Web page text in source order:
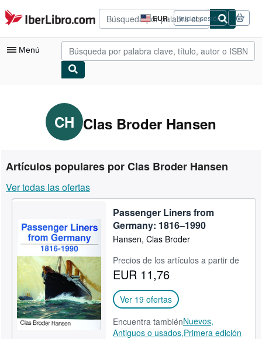
Pasar al contenido principal
IberLibro.com EUR
Preferencias
de
compra
del
Iniciar sesión
Menú
Consultar mis pedidos
Búsqueda avanzada
Libros antiguos
Arte y coleccionismo
Comenzar a vender
Ayuda
CERRAR
CH Clas Broder Hansen
Artículos populares por Clas Broder Hansen
Ver todas las ofertas
Passenger Liners from
Germany: 1816–1990
Hansen, Clas Broder
Precios de los artículos a partir de
EUR 11,76
Ver 19 ofertas
Encuentra tambiénNuevos,
Antiguos o usados,Primera edición